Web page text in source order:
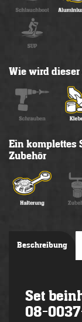
Wie wird
Ein komplettes
Zubehör
Beschreibung
Set
08-